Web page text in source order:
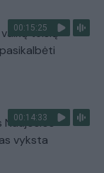
00:15:25
teisių
00:14:33
Naujosios
vyksta